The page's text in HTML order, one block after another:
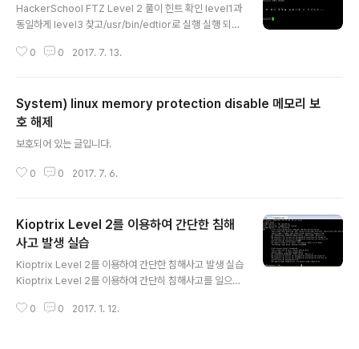
HackerSchool FTZ Level 2 풀이 힌트 확인 level1과
동일하게 level3 찾고/usr/bin/edtior로 실행 실행 되고
편집기에서 아닌 bash에서 명령어를 실행 시킬 수 있음따
0 0 2017. 7. 13.
System) linux memory protection disable 메모리 보
호 해제
보호되어 있는 글입니다.
0 0 2017. 7. 6.
Kioptrix Level 2를 이용하여 간단한 침해
사고 발생 실습
Kioptrix Level 2를 이용하여 간단한 침해사고 발생 실습
Kioptrix Level 2를 이용하여 간단히 침해사고를 일으켜
를 구하여 가상머신에 올린다. 위의 ip주소가 나와야 한다.
0 0 2017. 1. 12.